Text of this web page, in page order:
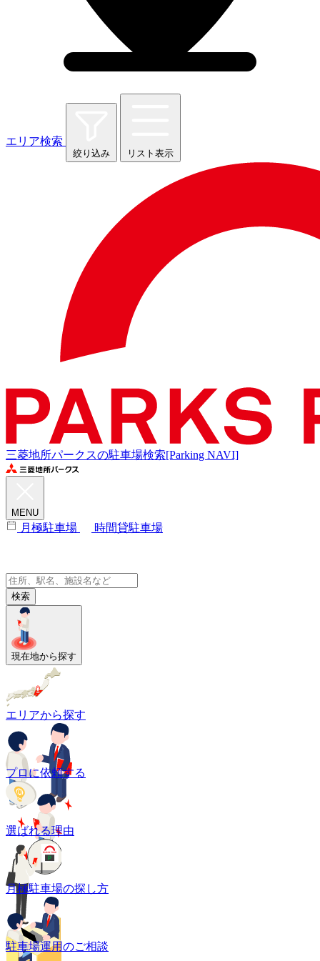
エリア検索
絞り込み リスト表示
三菱地所パークスの駐車場検索[Parking NAVI]
MENU
月極駐車場 時間貸駐車場
検索
現在地から探す
エリアから探す
プロに依頼する
選ばれる理由
月極駐車場の探し方
駐車場運用のご相談